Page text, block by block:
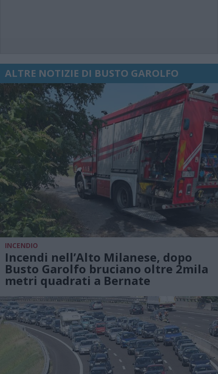
ALTRE NOTIZIE DI BUSTO GAROLFO
INCENDIO
Incendi nell’Alto Milanese, dopo
Busto Garolfo bruciano oltre 2mila
metri quadrati a Bernate